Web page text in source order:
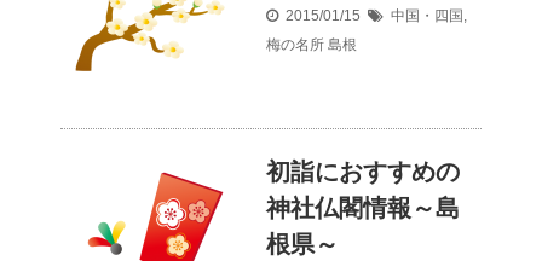
2015/01/15 中国・四国 ,
梅の名所 島根
初詣におすすめの
神社仏閣情報～島
根県～